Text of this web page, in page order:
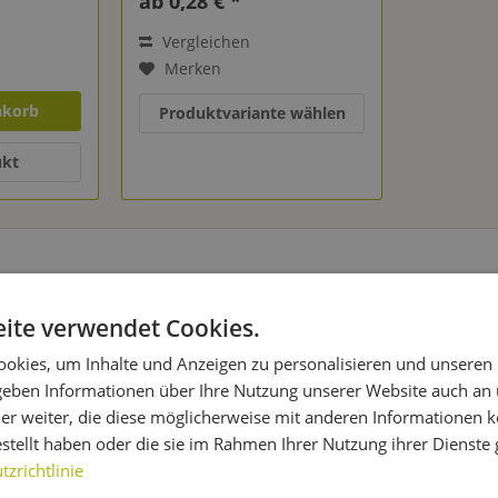
Vergleichen
Merken
Produktvariante wählen
ist für jeden etwas dabei, damit Du Dein eigenes Bier nach
Du als Grundlage für alle hellen Biere verwenden kannst.
sich wunderbar für alle Lagerbiere und Ales. Auf der
und Lagerbiere mit hoher Wahrscheinlichkeit.
, das sich sehr gut für
verwendet Cookies.
um Inhalte und Anzeigen zu personalisieren und
Informationen über Ihre Nutzung unserer Website auch an
weiter, die diese möglicherweise mit anderen Informationen
haben oder die sie im Rahmen Ihrer Nutzung ihrer Dienste